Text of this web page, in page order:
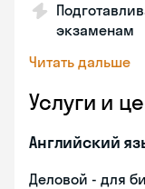
экзаменам
Читать дальше
Услуги и
Английский
Деловой - для